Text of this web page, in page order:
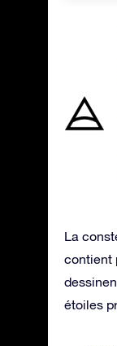
La
contient
étoiles